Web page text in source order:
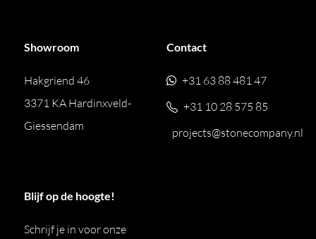
Showroom
Hakgriend 46
3371 KA Hardinxveld-
Giessendam
Contact
+31 63 88 481 47
+31 10 28 575 85
projects@stonecompany.nl
Blijf op de hoogte!
Schrijf je in voor onze